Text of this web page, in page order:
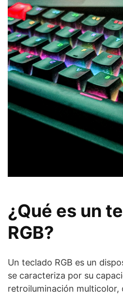
¿Qué es un
RGB?
Un teclado RGB es un
se caracteriza por su
retroiluminación multicolor,